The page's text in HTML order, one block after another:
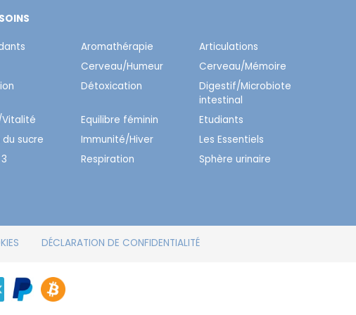
Aromathérapie
Articulations
Cerveau/Humeur
Cerveau/Mémoire
Détoxication
Digestif/Microbiote
intestinal
Equilibre féminin
Etudiants
sucre
Immunité/Hiver
Les Essentiels
Respiration
Sphère urinaire
DÉCLARATION DE CONFIDENTIALITÉ